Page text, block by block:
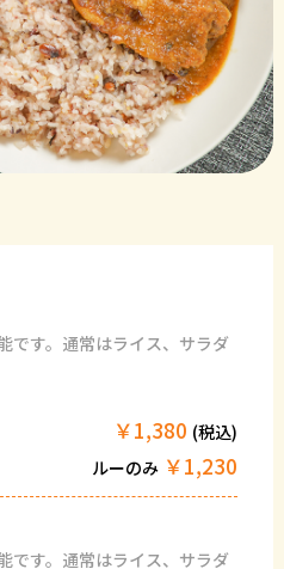
です。通常はライス、サラダ
￥1,380 (税込)
ルーのみ ￥1,230
です。通常はライス、サラダ